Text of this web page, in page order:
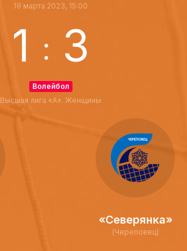
19 марта 2023, 15:00
1 : 3
Волейбол
Высшая лига «А». Женщины
«Северянка»
(Череповец)